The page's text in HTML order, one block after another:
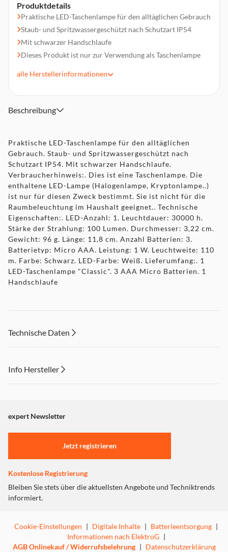
Produktdetails
Praktische LED-Taschenlampe für den alltäglichen Gebrauch
Staub- und Spritzwassergeschützt nach Schutzart IP54
Mit schwarzer Handschlaufe
Dieses Produkt ist nur zur Verwendung als Taschenlampe
Dieses Produkt ist nicht für die Raumbeleuchtung im
Betriebsumgebungstemperatur bis -25°C eine Speziallampe
alle Herstellerinformationen
Beschreibung
Praktische LED-Taschenlampe für den alltäglichen
Gebrauch. Staub- und Spritzwassergeschützt nach
Schutzart IP54. Mit schwarzer Handschlaufe.
Verbraucherhinweis:. Dies ist eine Taschenlampe. Die
enthaltene LED-Lampe (Halogenlampe, Kryptonlampe..)
ist nur für diesen Zweck bestimmt. Sie ist nicht für die
Raumbeleuchtung im Haushalt geeignet.. Technische
Eigenschaften:. LED-Anzahl: 1. Leuchtdauer: 30000 h.
Stärke der Strahlung: 100 Lumen. Durchmesser: 3,22 cm.
Gewicht: 96 g. Länge: 11,8 cm. Anzahl Batterien: 3.
Batterietyp: Micro AAA. Leistung: 1 W. Leuchtweite: 110
m. Farbe: Schwarz. LED-Farbe: Weiß. Lieferumfang:. 1
LED-Taschenlampe "Classic". 3 AAA Micro Batterien. 1
Handschlaufe
Technische Daten
Info Hersteller
"Marketing".
Einstellungen anpassen
expert Newsletter
Jetzt registrieren
Kostenlose Registrierung
Bleiben Sie stets über die aktuellsten Angebote und Techniktrends
informiert.
Cookie-Einstellungen | Digitale Inhalte | Batterieentsorgung |
Informationen nach ElektroG |
AGB Onlinekauf / Widerrufsbelehrung | Datenschutzerklärung